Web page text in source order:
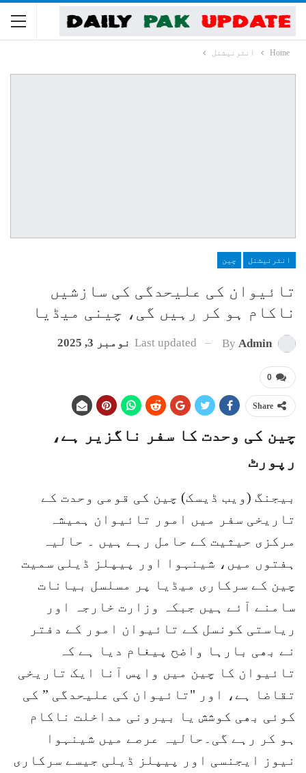
Home انٹرنیشنل
انٹرنیشنل چین
تائیوان کی علیحدگی کی سازشیں
ناکام ہو کر رہیں گی، چینی میڈیا
By Admin
Last updated نومبر 3, 2025
0
Share
چین کی وحدت کا سفر ناگزیر ہے،
رپورٹ
بیجنگ (ویب ڈیسک) چین کی قومی وحدت کے
تاریخی سفر میں امور تائیوان ہمیشہ
مرکزی حیثیت کے حامل رہے ہیں ۔ حالیہ
ہفتوں میں، شینہوا اور پیپلز ڈیلی سمیت
چین کے سرکاری میڈیا پر مسلسل بیانات
سامنے آئے ہیں جبکہ وزارت خارجہ اور
ریاستی کونسل کے تائیوان امور کے دفتر
نے بھی بارہا واضح پیغام دیا ہے کہ
تائیوان کا چین میں واپس آنا ایک تاریخی
تقاضا ہے، اور "تائیوان کی علیحدگی ” کی
کوئی بھی کوشش یا بیرونی مداخلت ناکام
ہو کر رہے گی۔حالیہ عرصے میں شینہوا
نیوز ایجنسی اور پیپلز ڈیلی جیسے سرکاری